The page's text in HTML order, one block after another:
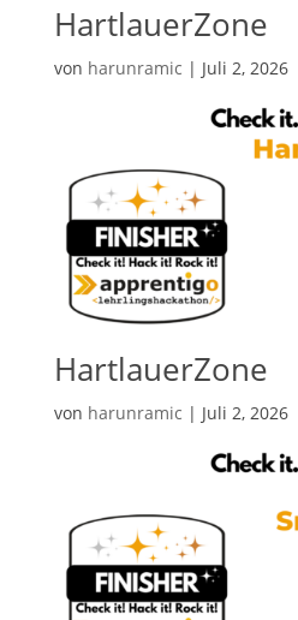
HartlauerZone
von harunramic | Juli 2, 2026
HartlauerZone
von harunramic | Juli 2, 2026